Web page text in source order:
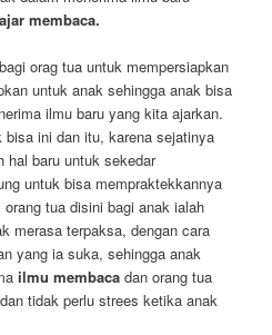
membaca.
orag tua untuk mempersiapkan
untuk anak sehingga anak bisa
ilmu baru yang kita ajarkan.
ini dan itu, karena sejatinya
hal baru untuk sekedar
untuk bisa mempraktekkannya
tua disini bagi anak ialah
merasa terpaksa, dengan cara
yang ia suka, sehingga anak
ilmu membacadan orang tua
tidak perlu strees ketika anak